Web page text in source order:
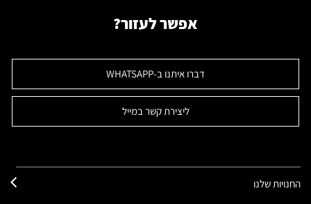
אפשר לעזור?
דברו איתנו ב-WHATSAPP
ליצירת קשר במייל
החנויות שלנו